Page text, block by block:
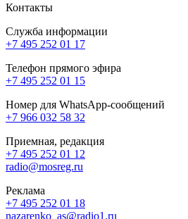
Контакты
Служба информации
+7 495 252 01 17
Телефон прямого эфира
+7 495 252 01 15
Номер для WhatsApp-сообщений
+7 966 032 58 32
Приемная, редакция
+7 495 252 01 12
radio@mosreg.ru
Реклама
+7 495 252 01 18
nazarenko_as@radio1.ru